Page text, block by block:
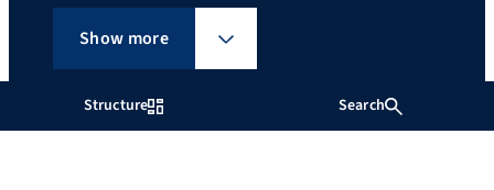
Structure Search
Show more